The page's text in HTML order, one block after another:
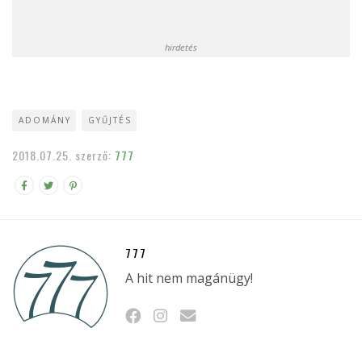
hirdetés
ADOMÁNY GYŰJTÉS
2018.07.25. szerző: 777
777
A hit nem magánügy!